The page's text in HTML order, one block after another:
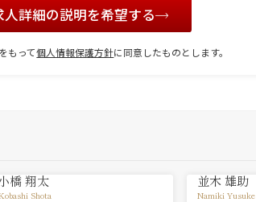
人詳細の説明を希望する
もって個人情報保護方針に同意したものとします。
橋 翔太
Shota
並木 雄助
Namiki Yusuke